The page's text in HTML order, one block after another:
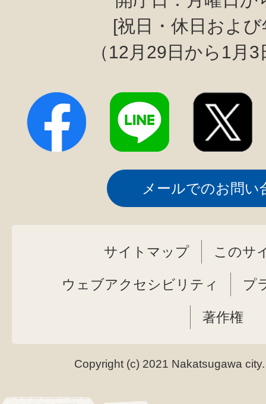
[祝日・休日およ
（12月29日から1月
メールでのお問い
サイトマップ このサ
ウェブアクセシビリティ プ
著作権
Copyright (c) 2021 Nakatsugawa